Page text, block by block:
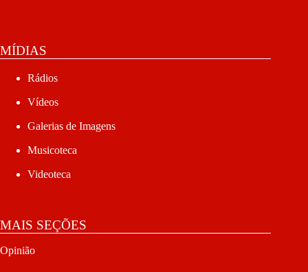
MÍDIAS
Rádios
Vídeos
Galerias de Imagens
Musicoteca
Videoteca
MAIS SEÇÕES
Opinião